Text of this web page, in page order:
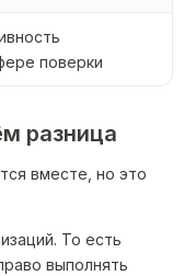
поверки
разница
вместе, но это
То есть
выполнять